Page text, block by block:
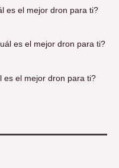
es el mejor dron para ti?
es el mejor dron para ti?
es el mejor dron para ti?